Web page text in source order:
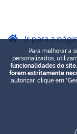
Ir para a
Para melhorar a
personalizados,
funcionalidades do
forem estritamente
autorizar, clique em